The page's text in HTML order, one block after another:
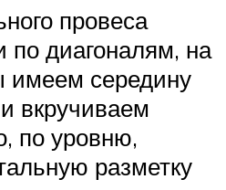
провеса
по диагоналям, на
имеем середину
вкручиваем
по уровню,
разметку